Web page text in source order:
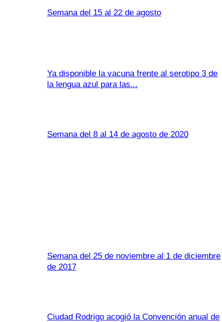
Semana del 15 al 22 de agosto
Ya disponible la vacuna frente al serotipo 3 de
la lengua azul para las...
Semana del 8 al 14 de agosto de 2020
Semana del 25 de noviembre al 1 de diciembre
de 2017
Ciudad Rodrigo acogió la Convención anual de